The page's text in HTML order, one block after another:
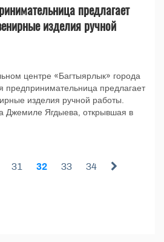
предлагает
изделия ручной
центре «Багтыярлык» города
предпринимательница предлагает
изделия ручной работы.
Джемиле Ягдыева, открывшая в
31 32 33 34